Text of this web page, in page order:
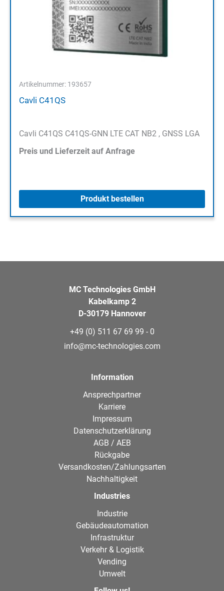
Artikelnummer: 193657
Cavli C41QS
Cavli C41QS C41QS-GNN LTE CAT NB2 , GNSS LGA
Preis und Lieferzeit auf Anfrage
Produkt bestellen
MC Technologies GmbH
Kabelkamp 2
D-30179 Hannover
+49 (0) 511 67 69 99 - 0
info@mc-technologies.com
Information
Ansprechpartner
Karriere
Impressum
Datenschutzerklärung
AGB / AEB
Rückgabe
Versandkosten/Zahlungsarten
Nachhaltigkeit
Industries
Industrie
Gebäudeautomation
Infrastruktur
Verkehr & Logistik
Vending
Umwelt